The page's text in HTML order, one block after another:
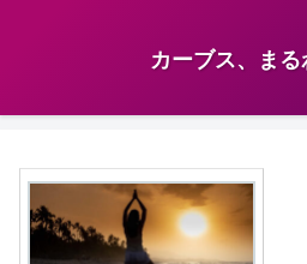
カーブス、まる